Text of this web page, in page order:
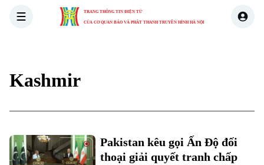
TRANG THÔNG TIN ĐIỆN TỬ
CỦA CƠ QUAN BÁO VÀ PHÁT THANH TRUYỀN HÌNH HÀ NỘI
Kashmir
Pakistan kêu gọi Ấn Độ đối
thoại giải quyết tranh chấp